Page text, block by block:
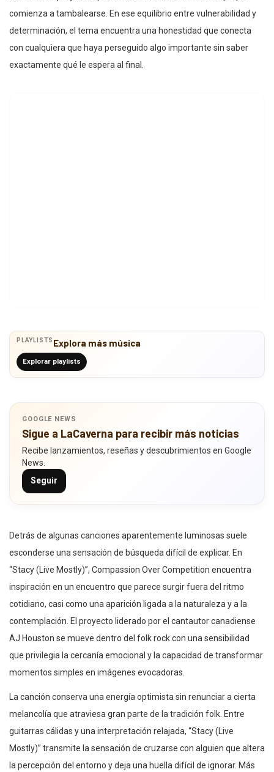
comienza a tambalearse. En ese equilibrio entre vulnerabilidad y
determinación, el tema encuentra una honestidad que conecta
con cualquiera que haya perseguido algo importante sin saber
exactamente qué le espera al final.
PLAYLISTS Explora más música
Explorar playlists
GOOGLE NEWS
Sigue a LaCaverna para recibir más noticias
Recibe lanzamientos, reseñas y descubrimientos en Google
News.
Seguir
Detrás de algunas canciones aparentemente luminosas suele
esconderse una sensación de búsqueda difícil de explicar. En
“Stacy (Live Mostly)”, Compassion Over Competition encuentra
inspiración en un encuentro que parece surgir fuera del ritmo
cotidiano, casi como una aparición ligada a la naturaleza y a la
contemplación. El proyecto liderado por el cantautor canadiense
AJ Houston se mueve dentro del folk rock con una sensibilidad
que privilegia la cercanía emocional y la capacidad de transformar
momentos simples en imágenes evocadoras.
La canción conserva una energía optimista sin renunciar a cierta
melancolía que atraviesa gran parte de la tradición folk. Entre
guitarras cálidas y una interpretación relajada, “Stacy (Live
Mostly)” transmite la sensación de cruzarse con alguien que altera
la percepción del entorno y deja una huella difícil de ignorar. Más